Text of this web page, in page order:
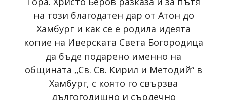
на този благодатен дар от Атон до
Хамбург и как се е родила идеята
копие на Иверската Света Богородица
да бъде подарено именно на
общината „Св. Св. Кирил и Методий“ в
Хамбург, с която го свързва
дългогодишно и сърдечно